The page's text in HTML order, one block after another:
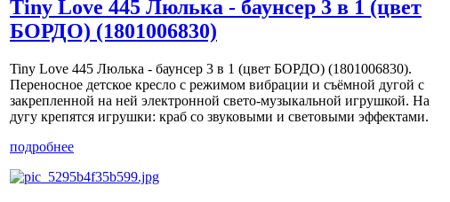
Tiny Love 445 Люлька - баунсер 3 в 1 (цвет
БОРДО) (1801006830)
Tiny Love 445 Люлька - баунсер 3 в 1 (цвет БОРДО) (1801006830).
Переносное детское кресло с режимом вибрации и съёмной дугой с
закрепленной на ней электронной свето-музыкальной игрушкой. На
дугу крепятся игрушки: краб со звуковыми и световыми эффектами.
подробнее